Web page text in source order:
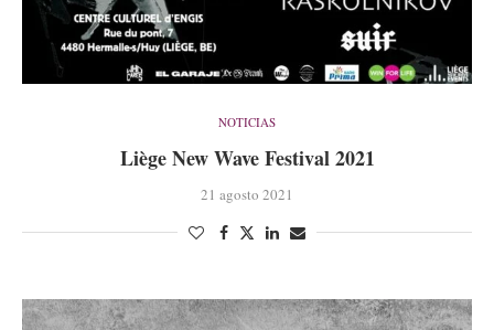
NOTICIAS
Liège New Wave Festival 2021
21 agosto 2021